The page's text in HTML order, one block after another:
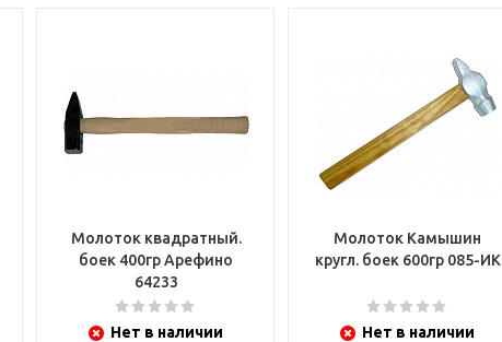
Молоток квадратный.
боек 400гр Арефино
64233
Нет в наличии
Молоток Камышин
кругл. боек 600гр 085-ИК
Нет в наличии